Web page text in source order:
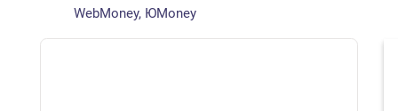
WebMoney, ЮMoney